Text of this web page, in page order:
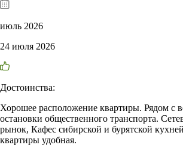
июль 2026
24 июля 2026
Достоинства:
Хорошее расположение квартиры. Рядом с
остановки общественного транспорта.
рынок, Кафес сибирской и бурятской
квартиры удобная.